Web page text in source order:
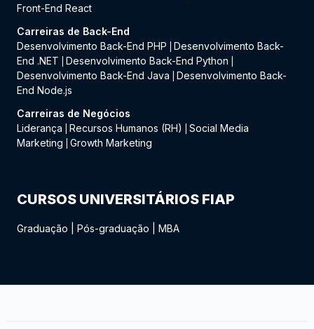
Front-End React
Carreiras de Back-End
Desenvolvimento Back-End PHP
Desenvolvimento Back-
End .NET
Desenvolvimento Back-End Python
Desenvolvimento Back-End Java
Desenvolvimento Back-
End Node.js
Carreiras de Negócios
Liderança
Recursos Humanos (RH)
Social Media
Marketing
Growth Marketing
CURSOS UNIVERSITÁRIOS FIAP
Graduação Pós-graduação MBA